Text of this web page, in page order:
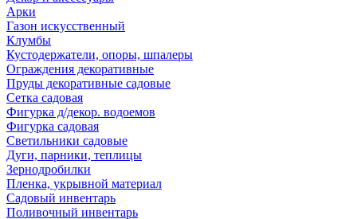
Арки
Газон искусственный
Клумбы
Кустодержатели, опоры, шпалеры
Ограждения декоративные
Пруды декоративные садовые
Сетка садовая
Фигурка д/декор. водоемов
Фигурка садовая
Светильники садовые
Дуги, парники, теплицы
Зернодробилки
Пленка, укрывной материал
Садовый инвентарь
Поливочный инвентарь